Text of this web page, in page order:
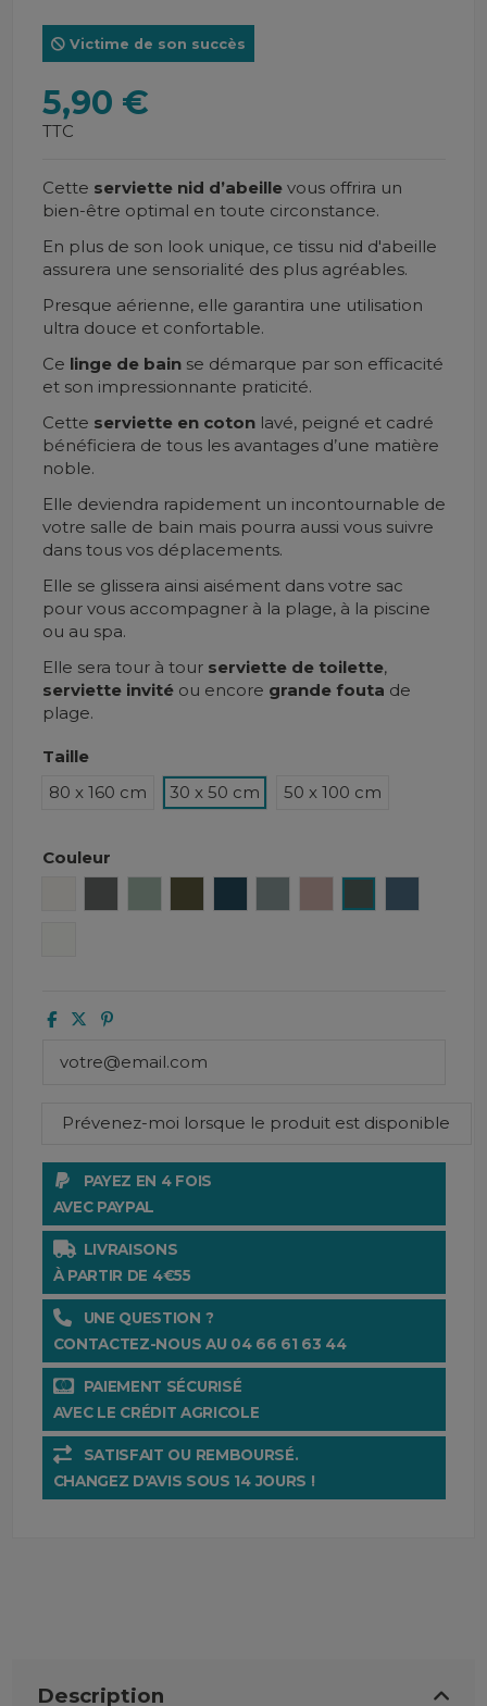
Victime de son succès
5,90 €
TTC
Cette serviette nid d’abeillevous offrira un
bien-être optimal en toute circonstance.
En plus de son look unique, ce tissu nid d'abeille
assurera une sensorialité des plus agréables.
Presque aérienne, elle garantira une utilisation
ultra douce et confortable.
Ce linge de bainse démarque par son efficacité
et son impressionnante praticité.
Cette serviette en cotonlavé, peigné et cadré
bénéficiera de tous les avantages d’une matière
noble.
Elle deviendra rapidement un incontournable de
votre salle de bain mais pourra aussi vous suivre
dans tous vos déplacements.
Elle se glissera ainsi aisément dans votre sac
pour vous accompagner à la plage, à la piscine
ou au spa.
Elle sera tour à tour serviette de toilette,
serviette invitéou encore grande fouta de
plage.
Taille
80 x 160 cm
30 x 50 cm 50 x 100 cm
Couleur
PAYEZ EN 4 FOIS
AVEC PAYPAL
LIVRAISONS
À PARTIR DE 4€55
UNE QUESTION ?
CONTACTEZ-NOUS AU 04 66 61 63 44
PAIEMENT SÉCURISÉ
AVEC LE CRÉDIT AGRICOLE
SATISFAIT OU REMBOURSÉ.
CHANGEZ D'AVIS SOUS 14 JOURS !
Description